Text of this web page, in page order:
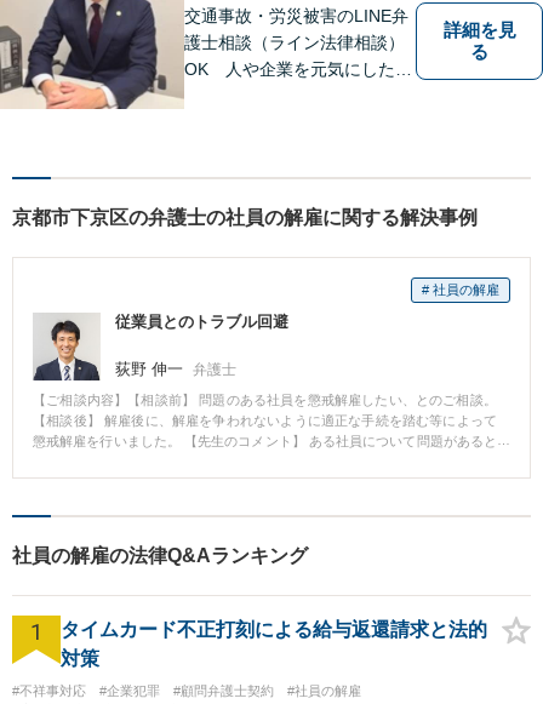
交通事故・労災被害のLINE弁
護士相談（ライン法律相談）
OK 人や企業を元気にした
出すことを心がけています。
詳細を見
る
京都市下京区の弁護士の社員の解雇に関する解決事例
# 社員の解雇
従業員とのトラブル回避
荻野 伸一 弁護士
【ご相談内容】【相談前】 問題のある社員を懲戒解雇したい、とのご相談。
【相談後】 解雇後に、解雇を争われないように適正な手続を踏む等によって
懲戒解雇を行いました。 【先生のコメント】 ある社員について問題があると
れないようにするために、解雇事由の確認、適正な手続を踏む等する必要が
社員の解雇の法律Q&Aランキング
1
タイムカード不正打刻による給与返還請求と法的
対策
#不祥事対応 #企業犯罪 #顧問弁護士契約
#社員の解雇